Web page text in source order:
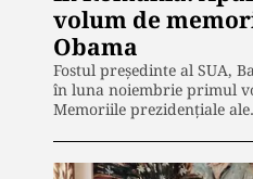
volum de
Obama
Fostul preşedinte al SUA,
în luna noiembrie primul
Memoriile prezidențiale